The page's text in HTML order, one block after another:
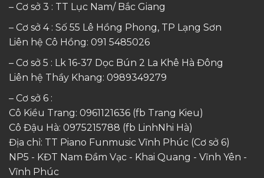
– Cơ sở 3 : TT Lục Nam/ Bắc Giang
– Cơ sở 4 : Số 55 Lê Hồng Phong, TP Lạng Sơn
Liên hệ Cô Hồng: 091 5485026
– Cơ sở 5 : Lk 16-37 Dọc Bún 2 La Khê Hà Đông
Liên hệ Thầy Khang: 0989349279
– Cơ sở 6 :
Cô Kiều Trang: 0961121636 (fb Trang Kieu)
Cô Đậu Hà: 0975215788 (fb LinhNhi Hà)
Địa chỉ: TT Piano Funmusic Vĩnh Phúc (Cơ sở 6)
NP5 - KĐT Nam Đầm Vạc - Khai Quang - Vĩnh Yên -
Vĩnh Phúc